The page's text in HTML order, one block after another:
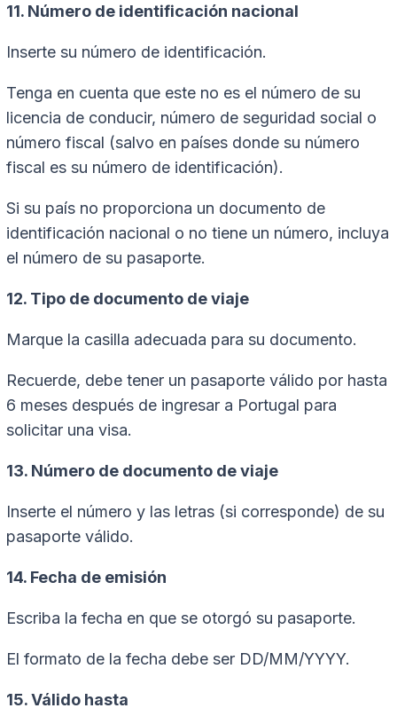
11. Número de identificación nacional
Inserte su número de identificación.
Tenga en cuenta que este no es el número de su
licencia de conducir, número de seguridad social o
número fiscal (salvo en países donde su número
fiscal es su número de identificación).
Si su país no proporciona un documento de
identificación nacional o no tiene un número, incluya
el número de su pasaporte.
12. Tipo de documento de viaje
Marque la casilla adecuada para su documento.
Recuerde, debe tener un pasaporte válido por hasta
6 meses después de ingresar a Portugal para
solicitar una visa.
13. Número de documento de viaje
Inserte el número y las letras (si corresponde) de su
pasaporte válido.
14. Fecha de emisión
Escriba la fecha en que se otorgó su pasaporte.
El formato de la fecha debe ser DD/MM/YYYY.
15. Válido hasta